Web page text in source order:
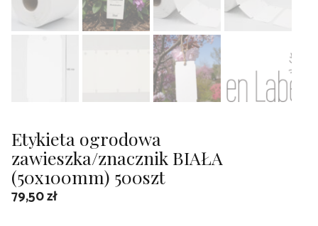
Etykieta ogrodowa
zawieszka/znacznik BIAŁA
(50x100mm) 500szt
79,50zł